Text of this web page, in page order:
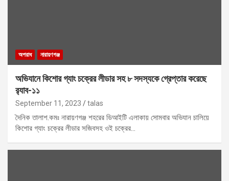
অপরাধ নারায়ণগঞ্জ
অভিযানে কিশোর গ্যাং চক্রের লীডার সহ ৮ সদস্যকে গ্রেপ্তার করেছে
র‌্যাব-১১
September 11, 2023 talas
দৈনিক তালাশ.কমঃ নারায়ণগঞ্জ শহরের ডিআইটি এলাকায় সোমবার অভিযান চালিয়ে
কিশোর গ্যাং চক্রের লীডার সজিবসহ ওই চক্রের…